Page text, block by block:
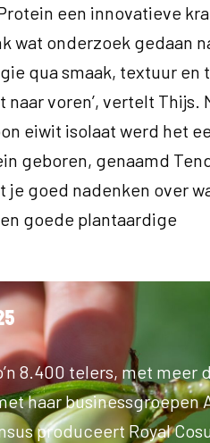
een innovatieve
wat onderzoek gedaan
qua smaak, textuur en
voren’, vertelt Thijs.
eiwit isolaat werd het
geboren, genaamd
je goed nadenken over
goede plantaardige
8.400 telers, met meer
haar businessgroepen
produceert Royal